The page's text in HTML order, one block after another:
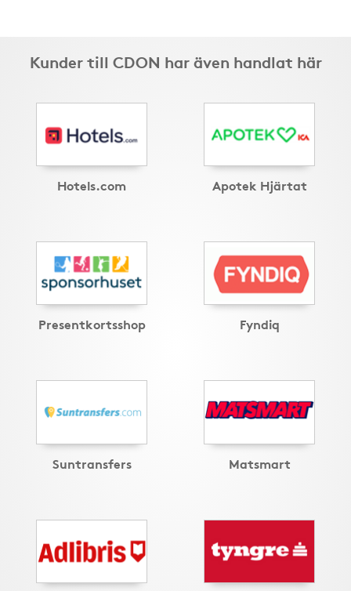
Kunder till CDON har även handlat här
Hotels.com Apotek Hjärtat
Presentkortsshop Fyndiq
Suntransfers Matsmart